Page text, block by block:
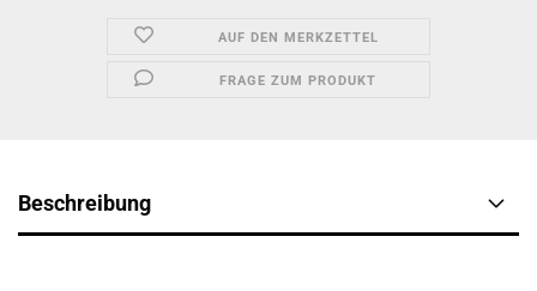
AUF DEN MERKZETTEL
FRAGE ZUM PRODUKT
Beschreibung